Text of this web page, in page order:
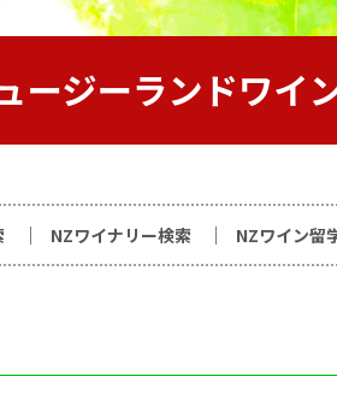
合サイト
NZワイナリー検索 NZワイン留